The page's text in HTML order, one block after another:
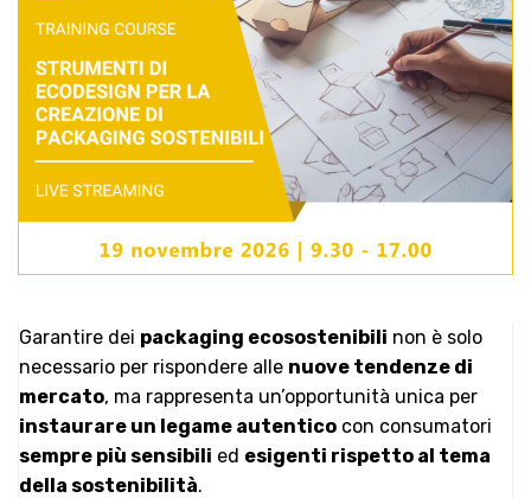
Garantire dei packaging ecosostenibili non è solo
necessario per rispondere alle nuove tendenze di
mercato, ma rappresenta un’opportunità unica per
instaurare un legame autentico con consumatori
sempre più sensibili ed esigenti rispetto al tema
della sostenibilità.